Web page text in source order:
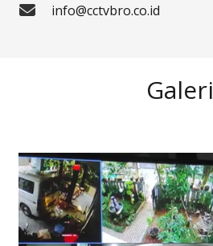
info@cctvbro.co.id
Galeri